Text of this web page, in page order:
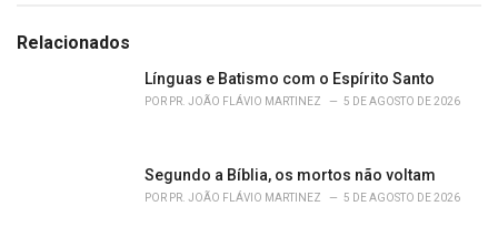
e
Relacionados
Línguas e Batismo com o Espírito Santo
POR PR. JOÃO FLÁVIO MARTINEZ 5 DE AGOSTO DE 2026
Segundo a Bíblia, os mortos não voltam
POR PR. JOÃO FLÁVIO MARTINEZ 5 DE AGOSTO DE 2026